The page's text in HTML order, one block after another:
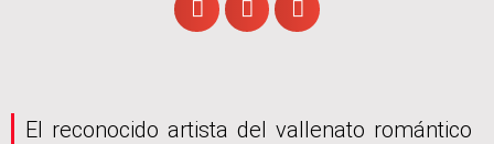
El reconocido artista del vallenato romántico